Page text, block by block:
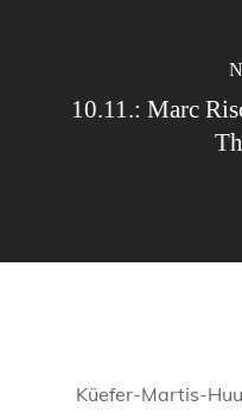
10.11.: Marc
Küefer-Martis-